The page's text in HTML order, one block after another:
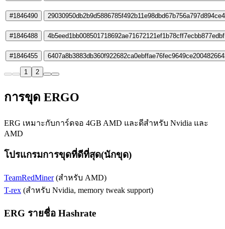
#1846490
#1846488
#1846455
1 2
การขุด ERGO
ERG เหมาะกับการ์ดจอ 4GB AMD และดีสำหรับ Nvidia และ
AMD
โปรแกรมการขุดที่ดีที่สุด(นักขุด)
TeamRedMiner(สำหรับ AMD)
T-rex (สำหรับ Nvidia, memory tweak support)
ERG รายชื่อ Hashrate